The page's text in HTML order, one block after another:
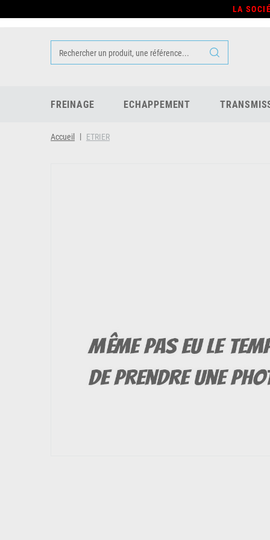
LA
FREINAGE ECHAPPEMENT
Accueil ETRIER